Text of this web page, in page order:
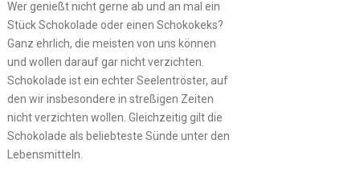
Wer genießt nicht gerne ab und an mal ein
Stück Schokolade oder einen Schokokeks?
Ganz ehrlich, die meisten von uns können
und wollen darauf gar nicht verzichten.
Schokolade ist ein echter Seelentröster, auf
den wir insbesondere in streßigen Zeiten
nicht verzichten wollen. Gleichzeitig gilt die
Schokolade als beliebteste Sünde unter den
Lebensmitteln.